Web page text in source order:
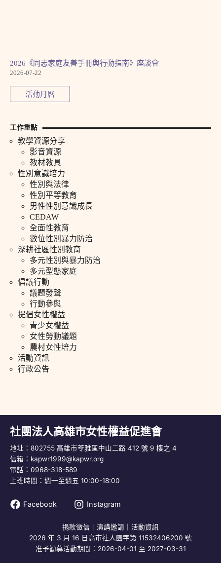
2026《同志家庭友善手冊與行動指南》座談會
2026-07-22
活動月曆
工作重點
教學資源分享
影音資源
教材教具
性別意識培力
性別與法律
性別平等教育
男性性別意識成長
CEDAW
全面性教育
數位性別暴力防治
深耕社區性別教育
多元性別與暴力防治
多元型態家庭
倡議行動
議題發聲
行動參與
提倡女性權益
青少女權益
女性勞動議題
農村女性培力
活動資訊
行政公告
社團法人高雄市女性權益促進會
地址：802755 高雄市苓雅區中山二路 412 號 9 樓之 4
信箱： kapwr1999@kapwr.org
電話：0968-318-589
上班時間：週一至週五 10:00-18:00
Facebook Instagram
捐款徵信 演講邀請
活動資訊
2026 年 3 月 16 日高市社人團字第 11532406200 號
准予勸募活動期間：2026-04-01 至 2027-03-31